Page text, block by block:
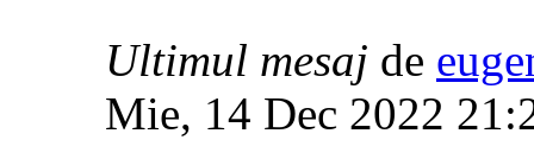
Ultimul mesaj de
Mie, 14 Dec 2022